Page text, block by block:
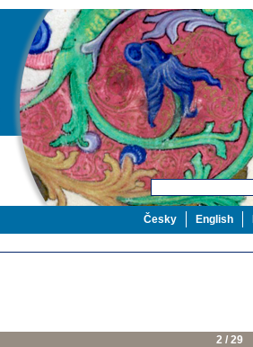
English
Česky
2 / 29